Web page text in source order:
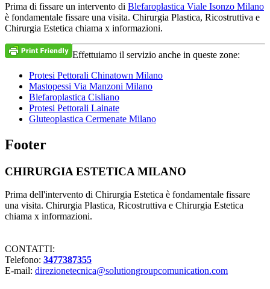
Prima di fissare un intervento di Blefaroplastica Viale Isonzo Milano
è fondamentale fissare una visita. Chirurgia Plastica, Ricostruttiva e
Chirurgia Estetica chiama x informazioni.
Effettuiamo il servizio anche in queste zone:
Protesi Pettorali Chinatown Milano
Mastopessi Via Manzoni Milano
Blefaroplastica Cisliano
Protesi Pettorali Lainate
Gluteoplastica Cermenate Milano
Footer
CHIRURGIA ESTETICA MILANO
Prima dell'intervento di Chirurgia Estetica è fondamentale fissare
una visita. Chirurgia Plastica, Ricostruttiva e Chirurgia Estetica
chiama x informazioni.
CONTATTI:
Telefono: 3477387355
E-mail: direzionetecnica@solutiongroupcomunication.com